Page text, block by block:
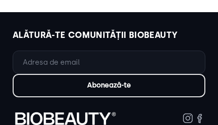
ALĂTURĂ-TE COMUNITĂȚII BIOBEAUTY